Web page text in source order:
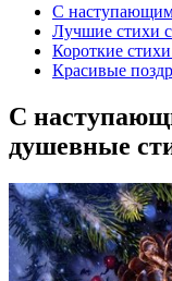
С
Лучшие стихи
Короткие
Красивые
С
душевные